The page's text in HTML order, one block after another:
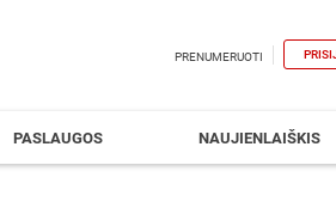
PRENUMERUOTI
PASLAUGOS NAUJIENLAIŠKIS